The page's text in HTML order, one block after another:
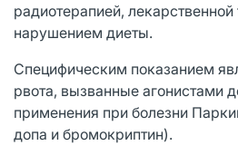
радиотерапией, лекарственной
нарушением диеты.
Специфическим показанием
рвота, вызванные агонистами
применения при болезни
допа и бромокриптин).